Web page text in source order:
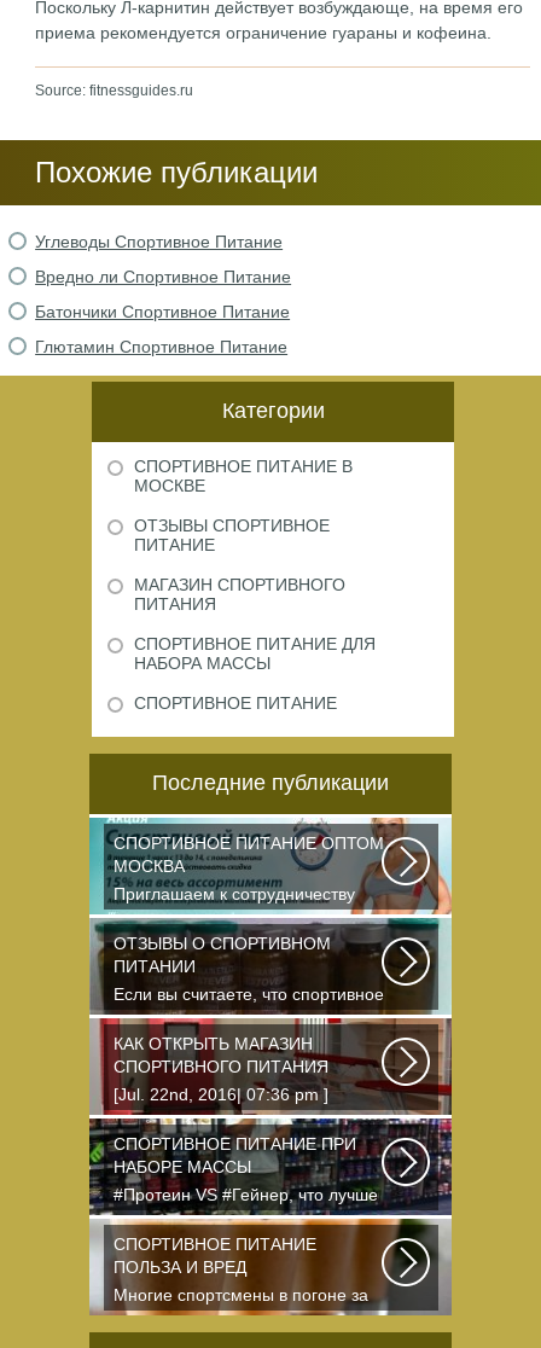
Поскольку Л-карнитин действует возбуждающе, на время его
приема рекомендуется ограничение гуараны и кофеина.
Source: fitnessguides.ru
Похожие публикации
Углеводы Спортивное Питание
Вредно ли Спортивное Питание
Батончики Спортивное Питание
Глютамин Спортивное Питание
Категории
СПОРТИВНОЕ ПИТАНИЕ В
МОСКВЕ
ОТЗЫВЫ СПОРТИВНОЕ
ПИТАНИЕ
МАГАЗИН СПОРТИВНОГО
ПИТАНИЯ
СПОРТИВНОЕ ПИТАНИЕ ДЛЯ
НАБОРА МАССЫ
СПОРТИВНОЕ ПИТАНИЕ
Последние публикации
СПОРТИВНОЕ ПИТАНИЕ ОПТОМ
МОСКВА
Приглашаем к сотрудничеству
организации, занимающихся
продажей спортивного...
ОТЗЫВЫ О СПОРТИВНОМ
ПИТАНИИ
Если вы считаете, что спортивное
питание — это стероиды и
протеин в шприцах...
КАК ОТКРЫТЬ МАГАЗИН
СПОРТИВНОГО ПИТАНИЯ
[Jul. 22nd, 2016| 07:36 pm ]
dkphoto Что-то я окончательно
перевел ведение...
СПОРТИВНОЕ ПИТАНИЕ ПРИ
НАБОРЕ МАССЫ
#Протеин VS #Гейнер, что лучше
для набора массы? Очень часто
начинающие...
СПОРТИВНОЕ ПИТАНИЕ
ПОЛЬЗА И ВРЕД
Многие спортсмены в погоне за
спортивными результатами в